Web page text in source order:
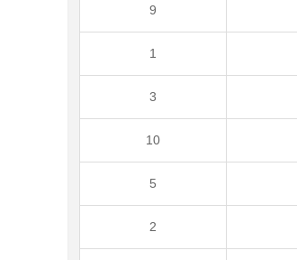
9
1
3
10
5
2